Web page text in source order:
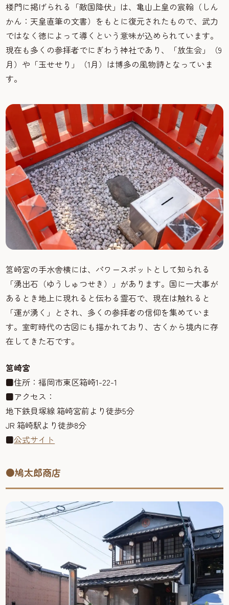
楼門に掲げられる「敵国降伏」は、亀山上皇の宸翰（しん
かん：天皇直筆の文書）をもとに復元されたもので、武力
ではなく徳によって導くという意味が込められています。
現在も多くの参拝者でにぎわう神社であり、「放生会」（9
月）や「玉せせり」（1月）は博多の風物詩となっていま
す。
筥崎宮の手水舎横には、パワースポットとして知られる
「湧出石（ゆうしゅつせき）」があります。国に一大事が
あるとき地上に現れると伝わる霊石で、現在は触れると
「運が湧く」とされ、多くの参拝者の信仰を集めていま
す。室町時代の古図にも描かれており、古くから境内に存
在してきた石です。
筥崎宮
■住所：福岡市東区箱崎1-22-1
■アクセス：
地下鉄貝塚線 箱崎宮前より徒歩5分
JR 箱崎駅より徒歩8分
■公式サイト
●鳩太郎商店